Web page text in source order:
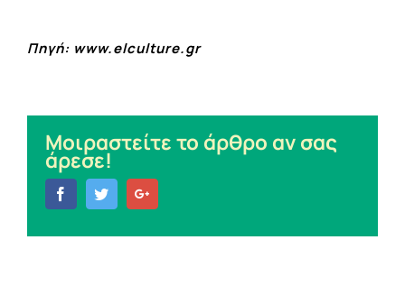
Πηγή: www.elculture.gr
Μοιραστείτε το άρθρο αν σας
άρεσε!
FacebookTwitter